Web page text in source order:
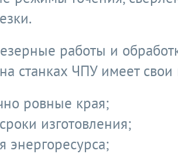
работы и
станках ЧПУ имеет
ровные края;
изготовления;
энергоресурса;